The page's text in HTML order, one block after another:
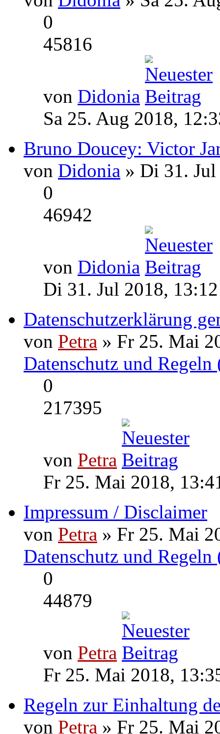
0
45816
von Didonia
Sa 25. Aug 2018,
Bruno Doucey: Victor
von Didonia » Di 31.
0
46942
von Didonia
Di 31. Jul 2018, 13:12
Datenschutzerklärung
von Petra » Fr 25. Mai
Datenschutz und
0
217395
von Petra
Fr 25. Mai 2018,
Impressum / Disclaimer
von Petra » Fr 25. Mai
Datenschutz und
0
44879
von Petra
Fr 25. Mai 2018,
Regeln zur Einhaltung
von Petra » Fr 25. Mai